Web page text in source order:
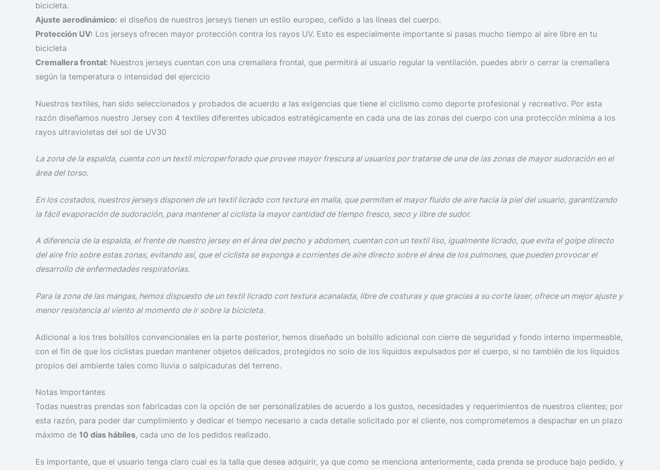
bicicleta.
Ajuste aerodinámico: el diseños de nuestros jerseys tienen un estilo europeo, ceñido a las líneas del cuerpo.
Protección UV: Los jerseys ofrecen mayor protección contra los rayos UV. Esto es especialmente importante si pasas mucho tiempo al aire libre en tu
bicicleta
Cremallera frontal: Nuestros jerseys cuentan con una cremallera frontal, que permitirá al usuario regular la ventilación. puedes abrir o cerrar la cremallera
según la temperatura o intensidad del ejercicio
Nuestros textiles, han sido seleccionados y probados de acuerdo a las exigencias que tiene el ciclismo como deporte profesional y recreativo. Por esta
razón diseñamos nuestro Jersey con 4 textiles diferentes ubicados estratégicamente en cada una de las zonas del cuerpo con una protección mínima a los
rayos ultravioletas del sol de UV30
La zona de la espalda, cuenta con un textil microperforado que provee mayor frescura al usuarios por tratarse de una de las zonas de mayor sudoración en el
área del torso.
En los costados, nuestros jerseys disponen de un textil licrado con textura en malla, que permiten el mayor fluido de aire hacia la piel del usuario, garantizando
la fácil evaporación de sudoración, para mantener al ciclista la mayor cantidad de tiempo fresco, seco y libre de sudor.
A diferencia de la espalda, el frente de nuestro jersey en el área del pecho y abdomen, cuentan con un textil liso, igualmente licrado, que evita el golpe directo
del aire frio sobre estas zonas, evitando así, que el ciclista se exponga a corrientes de aire directo sobre el área de los pulmones, que pueden provocar el
desarrollo de enfermedades respiratorias.
Para la zona de las mangas, hemos dispuesto de un textil licrado con textura acanalada, libre de costuras y que gracias a su corte laser, ofrece un mejor ajuste y
menor resistencia al viento al momento de ir sobre la bicicleta.
Adicional a los tres bolsillos convencionales en la parte posterior, hemos diseñado un bolsillo adicional con cierre de seguridad y fondo interno impermeable,
con el fin de que los ciclistas puedan mantener objetos delicados, protegidos no solo de los líquidos expulsados por el cuerpo, si no también de los líquidos
propios del ambiente tales como lluvia o salpicaduras del terreno.
Notas Importantes
Todas nuestras prendas son fabricadas con la opción de ser personalizables de acuerdo a los gustos, necesidades y requerimientos de nuestros clientes; por
esta razón, para poder dar cumplimiento y dedicar el tiempo necesario a cada detalle solicitado por el cliente, nos comprometemos a despachar en un plazo
máximo de 10 días hábiles, cada uno de los pedidos realizado.
Es importante, que el usuario tenga claro cual es la talla que desea adquirir, ya que como se menciona anteriormente, cada prenda se produce bajo pedido, y